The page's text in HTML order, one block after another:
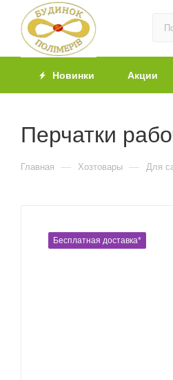
Новинки Акции
Перчатки
Главная — Хозтовары — Для
Бесплатная доставка*